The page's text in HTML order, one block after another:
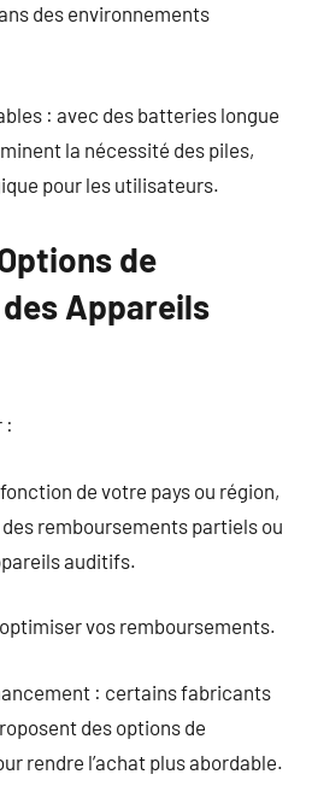
des environnements
: avec des batteries longue
la nécessité des piles,
pour les utilisateurs.
de
Appareils
:
de votre pays ou région,
remboursements partiels ou
auditifs.
vos remboursements.
: certains fabricants
des options de
rendre l’achat plus abordable.